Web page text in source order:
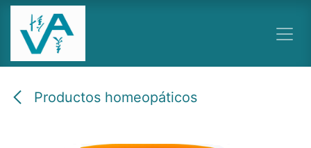
Ir al contenido
Productos homeopáticos